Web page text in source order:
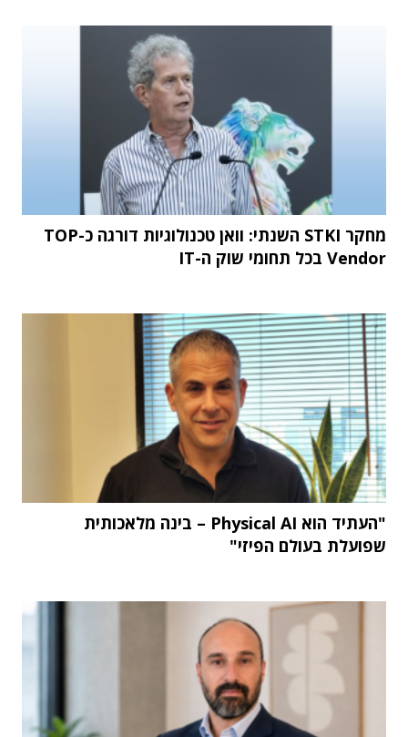
מחקר STKI השנתי: וואן טכנולוגיות דורגה כ-TOP
Vendor בכל תחומי שוק ה-IT
"העתיד הוא Physical AI – בינה מלאכותית
שפועלת בעולם הפיזי"